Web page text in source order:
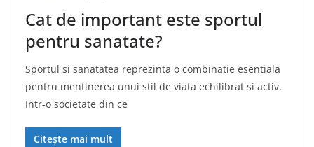
Cat de important este sportul
pentru sanatate?
Sportul si sanatatea reprezinta o combinatie esentiala
pentru mentinerea unui stil de viata echilibrat si activ.
Intr-o societate din ce
Citește mai mult